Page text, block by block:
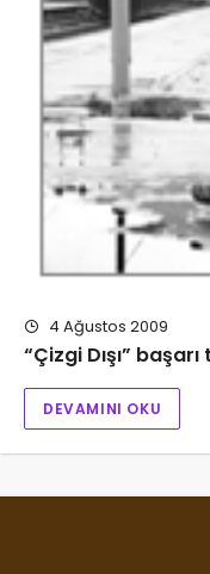
4 Ağustos 2009
“Çizgi Dışı”
DEVAMINI OKU